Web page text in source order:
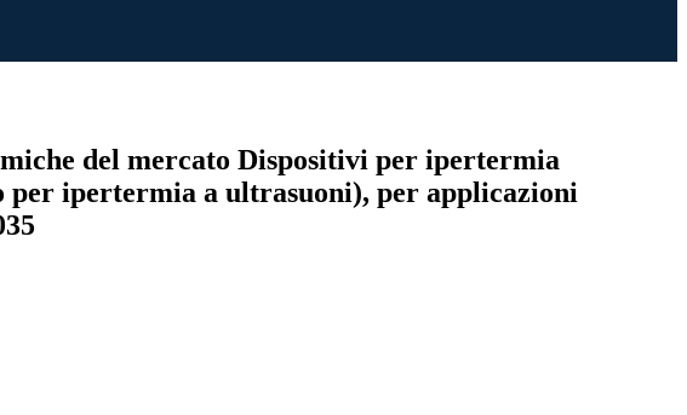
del mercato Dispositivi per ipertermia
ipertermia a ultrasuoni), per applicazioni